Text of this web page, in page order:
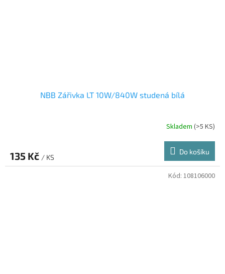
NBB Zářivka LT 10W/840W studená bílá
Skladem (>5 KS)
135 Kč / KS
Do košíku
Kód: 108106000